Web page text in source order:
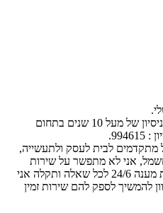
אני עמית מתן חשמלאי מוסמך, עם ניסיון של מעל 10 שנים בתחום
מתקדמים לבית לעסק ולתעשייה,
אני לא מתפשר על שירות
ומקצועיות עבור לקוחותיי ודואג לתת מענה 24/6 לכל שאלה ותקלה אני
להמשיך לספק להם שירות זמין